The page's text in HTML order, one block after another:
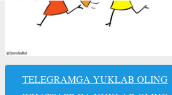
TELEGRAMGA YUKLAB OLING